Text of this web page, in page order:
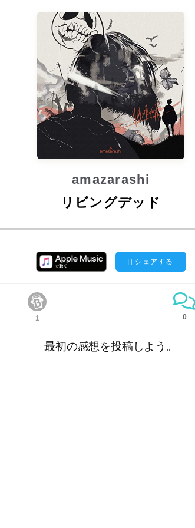
amazarashi
リビングデッド
シェアする
1 0
最初の感想を投稿しよう。